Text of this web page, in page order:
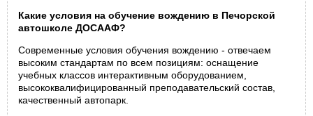
Какие условия на обучение вождению в Печорской
автошколе ДОСААФ?
Современные условия обучения вождению - отвечаем
высоким стандартам по всем позициям: оснащение
учебных классов интерактивным оборудованием,
высококвалифицированный преподавательский состав,
качественный автопарк.